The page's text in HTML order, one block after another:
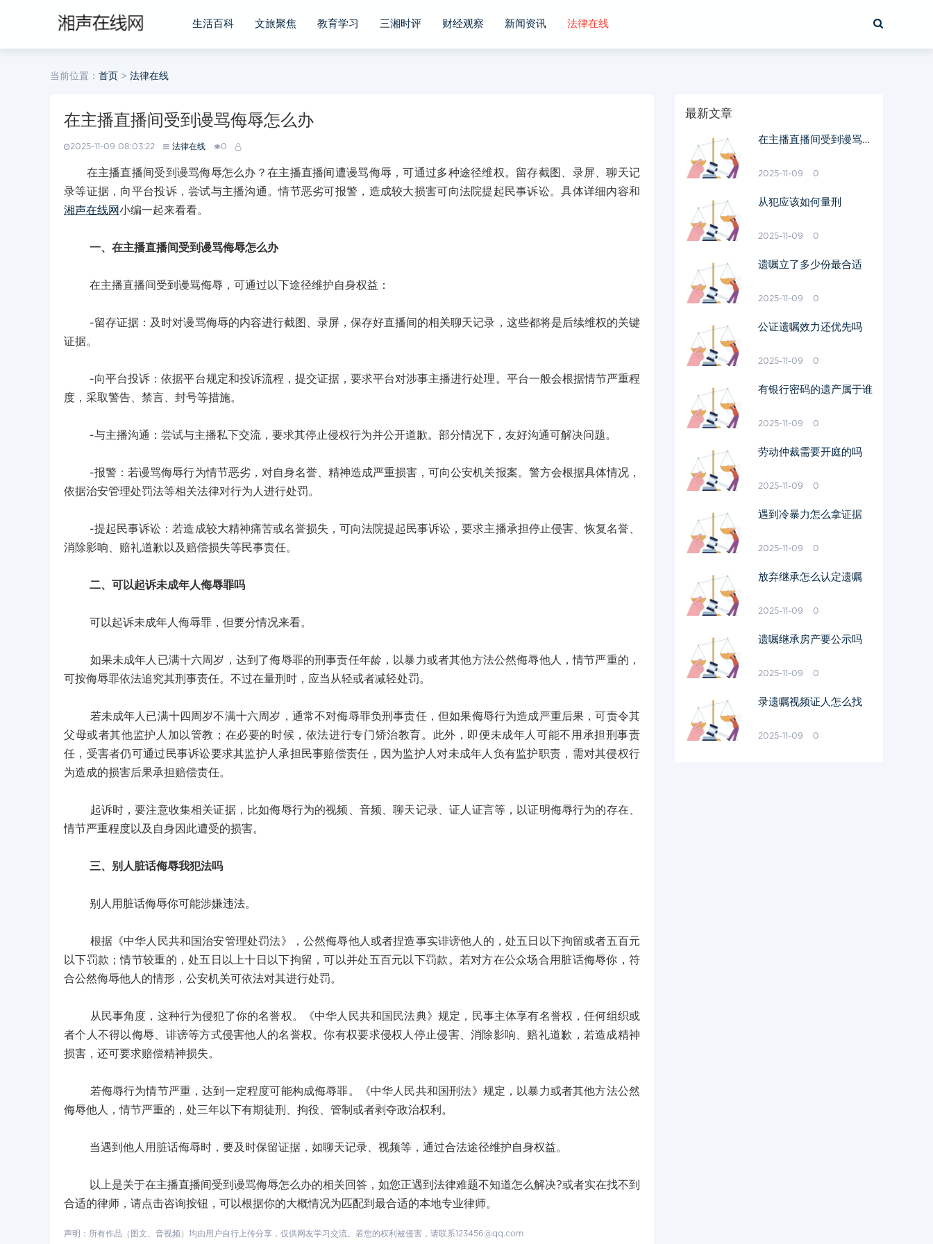
生活百科 文旅聚焦 教育学习 三湘时评 财经观察 新闻资讯 法律在线
当前位置： 首页 > 法律在线
在主播直播间受到谩骂侮辱怎么办
2025-11-09 08:03:22 法律在线 0
在主播直播间受到谩骂侮辱怎么办？在主播直播间遭谩骂侮辱，可通过多种途径维权。留存截图、录屏、聊天记
录等证据，向平台投诉，尝试与主播沟通。情节恶劣可报警，造成较大损害可向法院提起民事诉讼。具体详细内容和
湘声在线网小编一起来看看。
一、在主播直播间受到谩骂侮辱怎么办
在主播直播间受到谩骂侮辱，可通过以下途径维护自身权益：
-留存证据：及时对谩骂侮辱的内容进行截图、录屏，保存好直播间的相关聊天记录，这些都将是后续维权的关键
证据。
-向平台投诉：依据平台规定和投诉流程，提交证据，要求平台对涉事主播进行处理。平台一般会根据情节严重程
度，采取警告、禁言、封号等措施。
-与主播沟通：尝试与主播私下交流，要求其停止侵权行为并公开道歉。部分情况下，友好沟通可解决问题。
-报警：若谩骂侮辱行为情节恶劣，对自身名誉、精神造成严重损害，可向公安机关报案。警方会根据具体情况，
依据治安管理处罚法等相关法律对行为人进行处罚。
-提起民事诉讼：若造成较大精神痛苦或名誉损失，可向法院提起民事诉讼，要求主播承担停止侵害、恢复名誉、
消除影响、赔礼道歉以及赔偿损失等民事责任。
二、可以起诉未成年人侮辱罪吗
可以起诉未成年人侮辱罪，但要分情况来看。
如果未成年人已满十六周岁，达到了侮辱罪的刑事责任年龄，以暴力或者其他方法公然侮辱他人，情节严重的，
可按侮辱罪依法追究其刑事责任。不过在量刑时，应当从轻或者减轻处罚。
若未成年人已满十四周岁不满十六周岁，通常不对侮辱罪负刑事责任，但如果侮辱行为造成严重后果，可责令其
父母或者其他监护人加以管教；在必要的时候，依法进行专门矫治教育。此外，即便未成年人可能不用承担刑事责
任，受害者仍可通过民事诉讼要求其监护人承担民事赔偿责任，因为监护人对未成年人负有监护职责，需对其侵权行
为造成的损害后果承担赔偿责任。
起诉时，要注意收集相关证据，比如侮辱行为的视频、音频、聊天记录、证人证言等，以证明侮辱行为的存在、
情节严重程度以及自身因此遭受的损害。
三、别人脏话侮辱我犯法吗
别人用脏话侮辱你可能涉嫌违法。
根据《中华人民共和国治安管理处罚法》，公然侮辱他人或者捏造事实诽谤他人的，处五日以下拘留或者五百元
以下罚款；情节较重的，处五日以上十日以下拘留，可以并处五百元以下罚款。若对方在公众场合用脏话侮辱你，符
合公然侮辱他人的情形，公安机关可依法对其进行处罚。
从民事角度，这种行为侵犯了你的名誉权。《中华人民共和国民法典》规定，民事主体享有名誉权，任何组织或
者个人不得以侮辱、诽谤等方式侵害他人的名誉权。你有权要求侵权人停止侵害、消除影响、赔礼道歉，若造成精神
损害，还可要求赔偿精神损失。
若侮辱行为情节严重，达到一定程度可能构成侮辱罪。《中华人民共和国刑法》规定，以暴力或者其他方法公然
侮辱他人，情节严重的，处三年以下有期徒刑、拘役、管制或者剥夺政治权利。
当遇到他人用脏话侮辱时，要及时保留证据，如聊天记录、视频等，通过合法途径维护自身权益。
以上是关于在主播直播间受到谩骂侮辱怎么办的相关回答，如您正遇到法律难题不知道怎么解决?或者实在找不到
合适的律师，请点击咨询按钮，可以根据你的大概情况为匹配到最合适的本地专业律师。
声明：所有作品（图文、音视频）均由用户自行上传分享，仅供网友学习交流。若您的权利被侵害，请联系123456@qq.com
最新文章
在主播直播间受到谩骂侮
2025-11-09 0
从犯应该如何量刑
2025-11-09 0
遗嘱立了多少份最合适
2025-11-09 0
公证遗嘱效力还优先吗
2025-11-09 0
有银行密码的遗产属于谁
2025-11-09 0
劳动仲裁需要开庭的吗
2025-11-09 0
遇到冷暴力怎么拿证据
2025-11-09 0
放弃继承怎么认定遗嘱
2025-11-09 0
遗嘱继承房产要公示吗
2025-11-09 0
录遗嘱视频证人怎么找
2025-11-09 0